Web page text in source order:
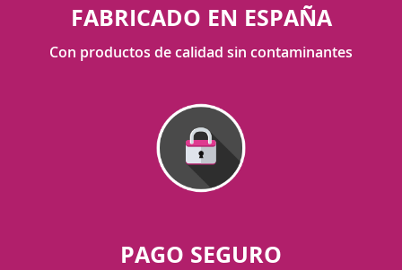
FABRICADO EN ESPAÑA
Con productos de calidad sin contaminantes
PAGO SEGURO